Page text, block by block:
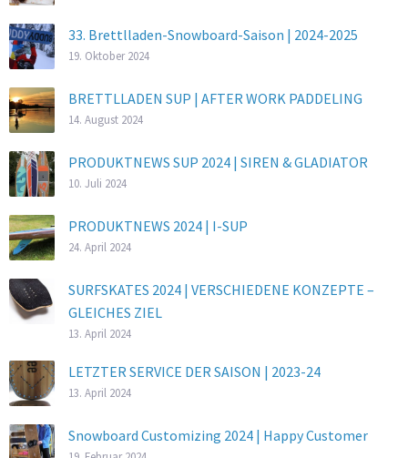
33. Brettlladen-Snowboard-Saison | 2024-2025
19. Oktober 2024
BRETTLLADEN SUP | AFTER WORK PADDELING
14. August 2024
PRODUKTNEWS SUP 2024 | SIREN & GLADIATOR
10. Juli 2024
PRODUKTNEWS 2024 | I-SUP
24. April 2024
SURFSKATES 2024 | VERSCHIEDENE KONZEPTE –
GLEICHES ZIEL
13. April 2024
LETZTER SERVICE DER SAISON | 2023-24
13. April 2024
Snowboard Customizing 2024 | Happy Customer